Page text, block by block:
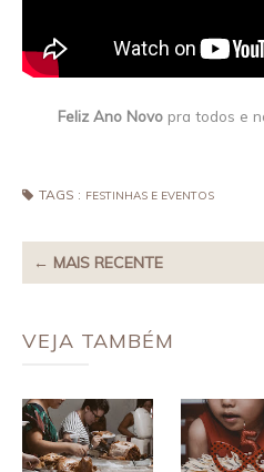
Feliz Ano Novopra todos e
TAGS : FESTINHAS E EVENTOS
← MAIS RECENTE
VEJA TAMBÉM